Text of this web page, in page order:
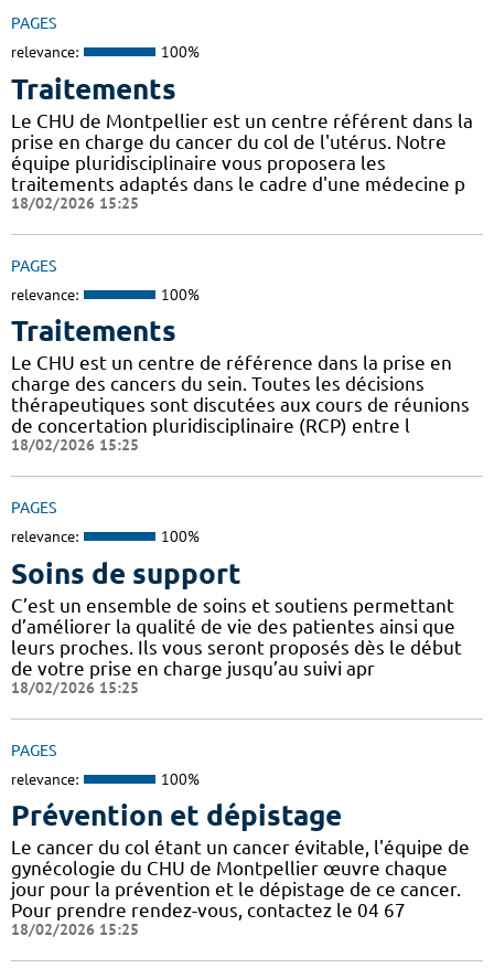
PAGES
relevance: 100%
Traitements
Le CHU de Montpellier est un centre référent dans la
prise en charge du cancer du col de l'utérus. Notre
équipe pluridisciplinaire vous proposera les
traitements adaptés dans le cadre d'une médecine p
18/02/2026 15:25
PAGES
relevance: 100%
Traitements
Le CHU est un centre de référence dans la prise en
charge des cancers du sein. Toutes les décisions
thérapeutiques sont discutées aux cours de réunions
de concertation pluridisciplinaire (RCP) entre l
18/02/2026 15:25
PAGES
relevance: 100%
Soins de support
C’est un ensemble de soins et soutiens permettant
d’améliorer la qualité de vie des patientes ainsi que
leurs proches. Ils vous seront proposés dès le début
de votre prise en charge jusqu’au suivi apr
18/02/2026 15:25
PAGES
relevance: 100%
Prévention et dépistage
Le cancer du col étant un cancer évitable, l'équipe de
gynécologie du CHU de Montpellier œuvre chaque
jour pour la prévention et le dépistage de ce cancer.
Pour prendre rendez-vous, contactez le 04 67
18/02/2026 15:25